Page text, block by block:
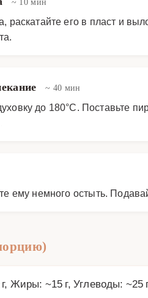
раскатайте его в пласт и
~ 40 мин
до 180°C. Поставьте
ему немного остыть.
Жиры: ~15 г, Углеводы: ~25